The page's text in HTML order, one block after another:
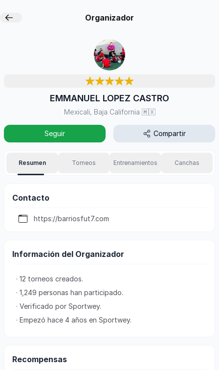
Organizador
EMMANUEL LOPEZ CASTRO
Mexicali, Baja California 🇲🇽
Seguir Compartir
Resumen Torneos Entrenamientos Canchas
Contacto
https://barriosfut7.com
Información del Organizador
· 12 torneos creados.
· 1,249 personas han participado.
· Verificado por Sportwey.
· Empezó hace 4 años en Sportwey.
Recompensas